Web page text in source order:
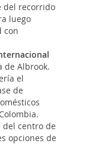
del recorrido
luego
con
de Albrook.
el
de
del centro de
opciones de